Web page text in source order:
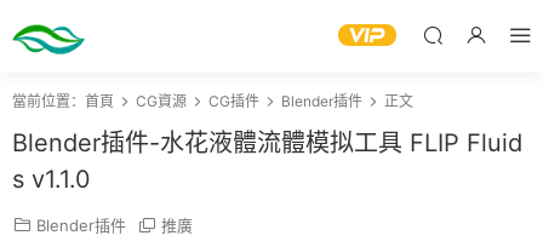
當前位置： 首頁 CG資源 CG插件 Blender插件 正文
Blender插件-水花液體流體模拟工具 FLIP Fluid
s v1.1.0
Blender插件 推廣